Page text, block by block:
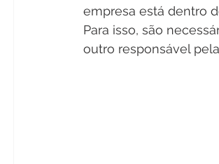
empresa está dentro
Para isso, são
outro responsável